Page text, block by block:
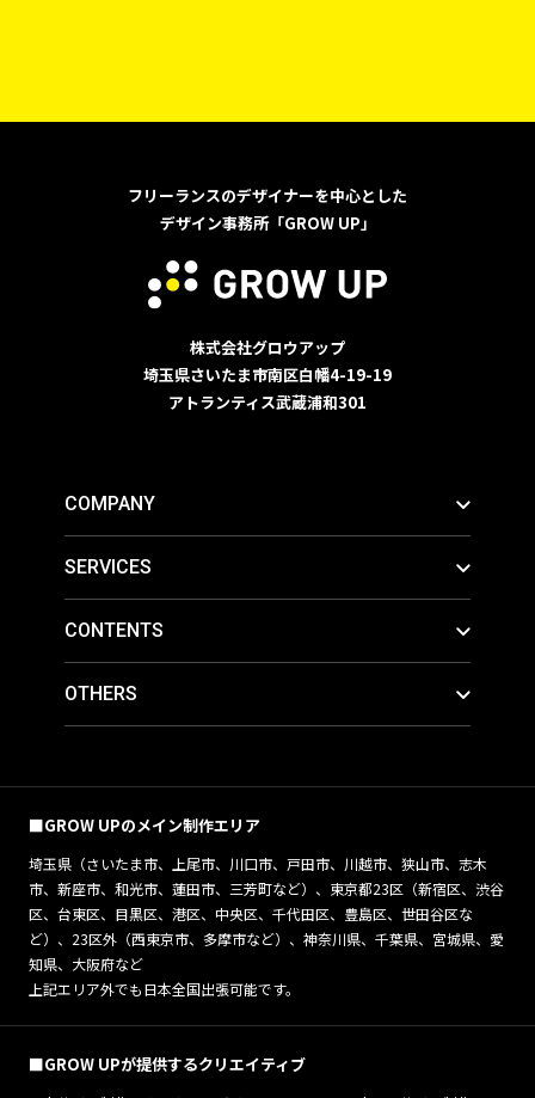
フリーランスのデザイナーを中心とした
デザイン事務所「GROW UP」
株式会社グロウアップ
埼玉県さいたま市南区白幡4-19-19
アトランティス武蔵浦和301
COMPANY
SERVICES
CONTENTS
OTHERS
■GROW UPのメイン制作エリア
埼玉県（さいたま市、上尾市、川口市、戸田市、川越市、狭山市、志木
市、新座市、和光市、蓮田市、三芳町など）、東京都23区（新宿区、渋谷
区、台東区、目黒区、港区、中央区、千代田区、豊島区、世田谷区な
ど）、23区外（西東京市、多摩市など）、神奈川県、千葉県、宮城県、愛
知県、大阪府など
上記エリア外でも日本全国出張可能です。
■GROW UPが提供するクリエイティブ